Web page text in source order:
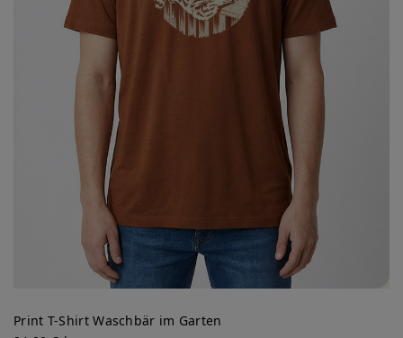
Print T-Shirt Waschbär im Garten